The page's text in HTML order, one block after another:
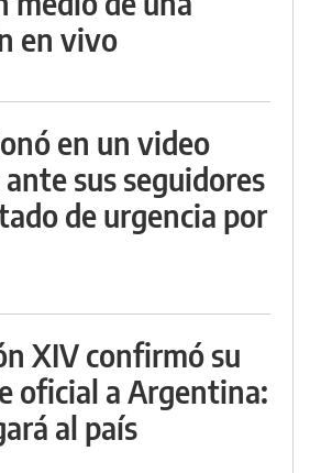
en vivo
en un video
sus seguidores
de urgencia por
XIV confirmó su
oficial a Argentina:
al país